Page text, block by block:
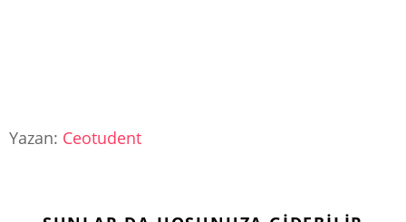
Yazan: Ceotudent